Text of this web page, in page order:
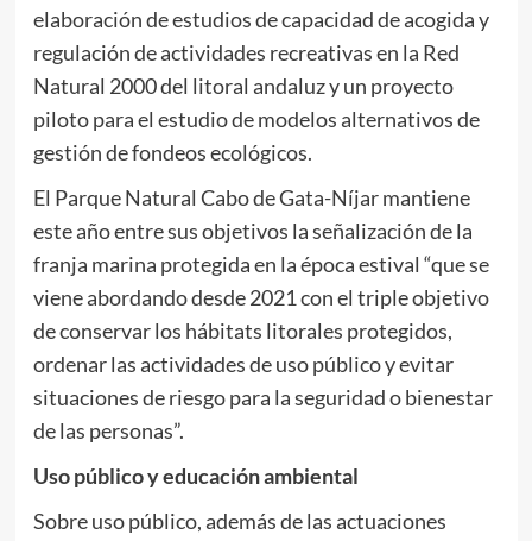
elaboración de estudios de capacidad de acogida y
regulación de actividades recreativas en la Red
Natural 2000 del litoral andaluz y un proyecto
piloto para el estudio de modelos alternativos de
gestión de fondeos ecológicos.
El Parque Natural Cabo de Gata-Níjar mantiene
este año entre sus objetivos la señalización de la
franja marina protegida en la época estival “que se
viene abordando desde 2021 con el triple objetivo
de conservar los hábitats litorales protegidos,
ordenar las actividades de uso público y evitar
situaciones de riesgo para la seguridad o bienestar
de las personas”.
Uso público y educación ambiental
Sobre uso público, además de las actuaciones